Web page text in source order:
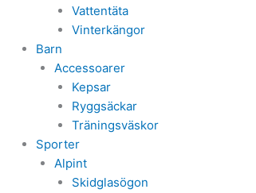
Vattentäta
Vinterkängor
Barn
Accessoarer
Kepsar
Ryggsäckar
Träningsväskor
Sporter
Alpint
Skidglasögon